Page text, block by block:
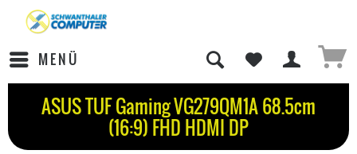
MENÜ
ASUS TUF Gaming VG279QM1A 68.5cm
(16:9) FHD HDMI DP